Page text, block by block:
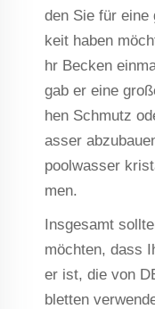
den Sie für eine
keit haben
hr Becken
gab er eine
hen Schmutz
asser
poolwasser
men.
Insgesamt
möchten, dass
er ist, die von
bletten